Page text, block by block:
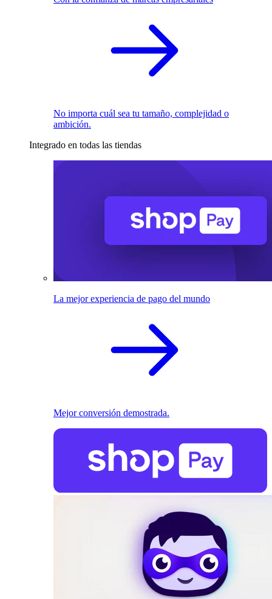
No importa cuál sea tu tamaño, complejidad o
ambición.
Integrado en todas las tiendas
La mejor experiencia de pago del mundo
Mejor conversión demostrada.